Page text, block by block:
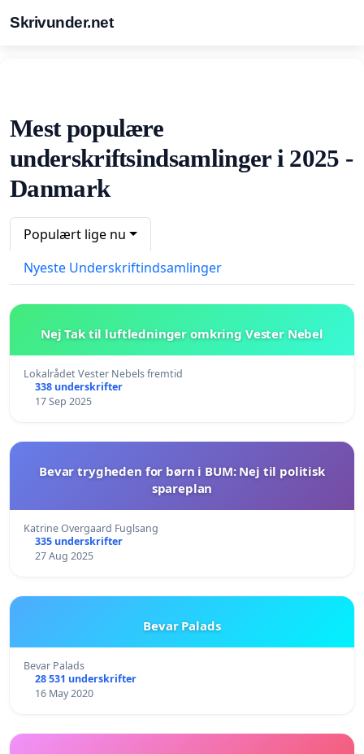
Skrivunder.net
Mest populære
underskriftsindsamlinger i 2025 -
Danmark
Populært lige nu
Nyeste Underskriftindsamlinger
Nej Tak til luftledninger omkring Vester Nebel
Lokalrådet Vester Nebels fremtid
338 underskrifter
17 Sep 2025
Bevar trygheden for børn i BUM: Nej til politisk
spareplan
Katrine Overgaard Fuglsang
335 underskrifter
27 Aug 2025
Bevar Palads
Bevar Palads
28 531 underskrifter
16 May 2020